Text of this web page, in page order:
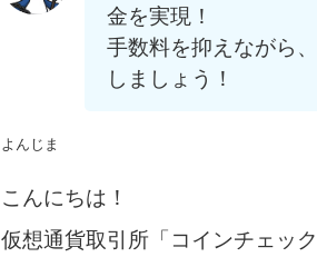
金を実現！
手数料を抑えながら
しましょう！
よんじま
こんにちは！
仮想通貨取引所「コインチェッ